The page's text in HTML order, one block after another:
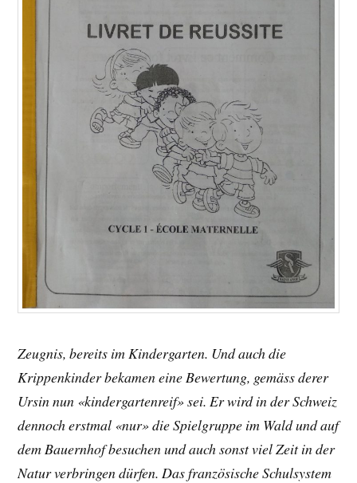
Zeugnis, bereits im Kindergarten. Und auch die
Krippenkinder bekamen eine Bewertung, gemäss derer
Ursin nun «kindergartenreif» sei. Er wird in der Schweiz
dennoch erstmal «nur» die Spielgruppe im Wald und auf
dem Bauernhof besuchen und auch sonst viel Zeit in der
Natur verbringen dürfen. Das französische Schulsystem